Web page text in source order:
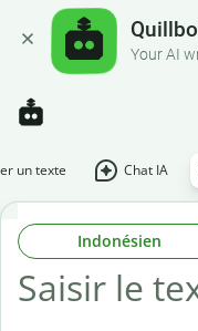
Your AI
un texte Chat IA
Indonésien